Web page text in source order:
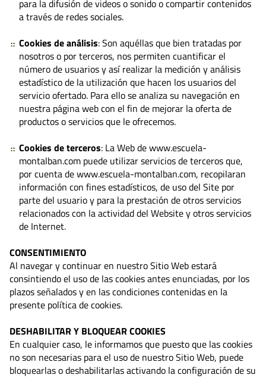
para la difusión de videos o sonido o compartir contenidos
a través de redes sociales.
Cookies de análisis: Son aquéllas que bien tratadas por
nosotros o por terceros, nos permiten cuantificar el
número de usuarios y así realizar la medición y análisis
estadístico de la utilización que hacen los usuarios del
servicio ofertado. Para ello se analiza su navegación en
nuestra página web con el fin de mejorar la oferta de
productos o servicios que le ofrecemos.
Cookies de terceros: La Web de www.escuela-
montalban.com puede utilizar servicios de terceros que,
por cuenta de www.escuela-montalban.com, recopilaran
información con fines estadísticos, de uso del Site por
parte del usuario y para la prestación de otros servicios
relacionados con la actividad del Website y otros servicios
de Internet.
CONSENTIMIENTO
Al navegar y continuar en nuestro Sitio Web estará
consintiendo el uso de las cookies antes enunciadas, por los
plazos señalados y en las condiciones contenidas en la
presente política de cookies.
DESHABILITAR Y BLOQUEAR COOKIES
En cualquier caso, le informamos que puesto que las cookies
no son necesarias para el uso de nuestro Sitio Web, puede
bloquearlas o deshabilitarlas activando la configuración de su